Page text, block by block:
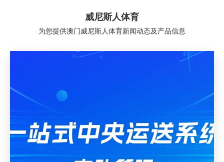
威尼斯人体育
为您提供澳门威尼斯人体育新闻动态及产品信息